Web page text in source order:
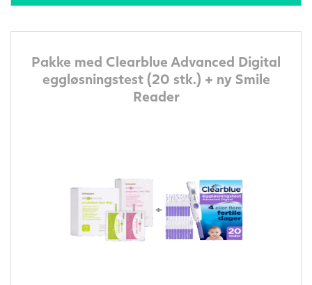
Pakke med Clearblue Advanced Digital
eggløsningstest (20 stk.) + ny Smile
Reader